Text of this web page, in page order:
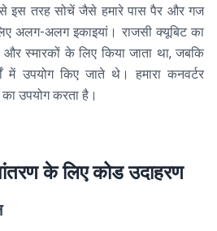
इस तरह सोचें जैसे हमारे पास पैर और गज
अलग-अलग इकाइयां। राजसी क्यूबिट का
और स्मारकों के लिए किया जाता था, जबकि
में उपयोग किए जाते थे। हमारा कनवर्टर
उपयोग करता है।
के लिए कोड उदाहरण